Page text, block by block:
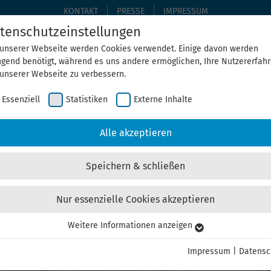
KONTAKT PRESSE IMPRESSUM
THEGA ERLEBEN ÜBER UNS
für die
Webseite werden Cookies verwendet. Einige davon werden
benötigt, während es uns andere ermöglichen, Ihre
Webseite zu verbessern.
Essenziell Statistiken Externe Inhalte
Alle akzeptieren
Speichern & schließen
Nur essenzielle Cookies akzeptieren
Cookies werden für grundlegende Funktionen der Webseite
Weitere Informationen anzeigen
Impressum